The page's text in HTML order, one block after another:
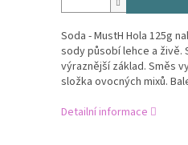
Soda - MustH Hola 125g
sody působí lehce a živě.
výraznější základ. Směs
složka ovocných mixů.
Detailní informace